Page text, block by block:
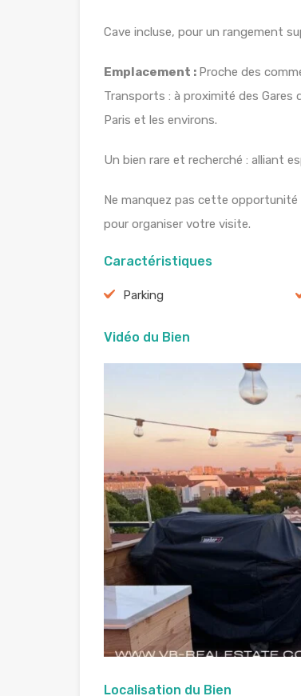
Cave incluse, pour un rangement
Emplacement : Proche des
Transports : à proximité des
Paris et les environs.
Un bien rare et recherché : alliant
Ne manquez pas cette
pour organiser votre visite.
Caractéristiques
Parking
Vidéo du Bien
Localisation du Bien